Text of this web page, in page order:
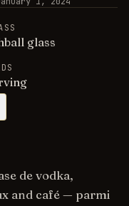
glass
de vodka,
and café — parmi